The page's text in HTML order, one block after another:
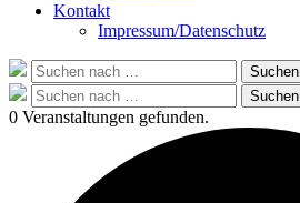
Kontakt
Impressum/Datenschutz
Suche
nach:
Suchen
Suche
nach:
Suchen
0 Veranstaltungen gefunden.